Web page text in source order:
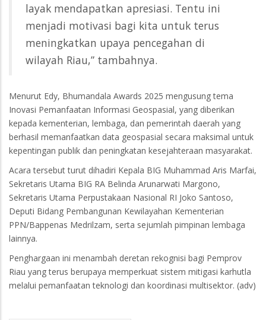
layak mendapatkan apresiasi. Tentu ini
menjadi motivasi bagi kita untuk terus
meningkatkan upaya pencegahan di
wilayah Riau,” tambahnya.
Menurut Edy, Bhumandala Awards 2025 mengusung tema
Inovasi Pemanfaatan Informasi Geospasial, yang diberikan
kepada kementerian, lembaga, dan pemerintah daerah yang
berhasil memanfaatkan data geospasial secara maksimal untuk
kepentingan publik dan peningkatan kesejahteraan masyarakat.
Acara tersebut turut dihadiri Kepala BIG Muhammad Aris Marfai,
Sekretaris Utama BIG RA Belinda Arunarwati Margono,
Sekretaris Utama Perpustakaan Nasional RI Joko Santoso,
Deputi Bidang Pembangunan Kewilayahan Kementerian
PPN/Bappenas Medrilzam, serta sejumlah pimpinan lembaga
lainnya.
Penghargaan ini menambah deretan rekognisi bagi Pemprov
Riau yang terus berupaya memperkuat sistem mitigasi karhutla
melalui pemanfaatan teknologi dan koordinasi multisektor. (adv)